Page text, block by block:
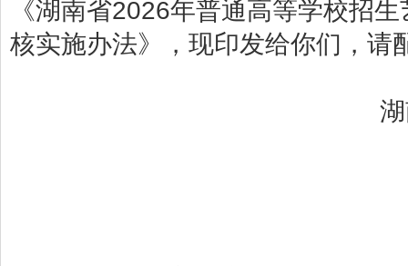
《湖南省2026年普通高等学校招
核实施办法》，现印发给你们，请
湖南省教育